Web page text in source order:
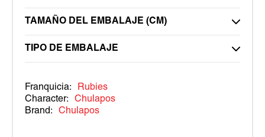
TAMAÑO DEL EMBALAJE (CM)
TIPO DE EMBALAJE
Franquicia:
Rubies
Character:
Chulapos
Brand:
Chulapos